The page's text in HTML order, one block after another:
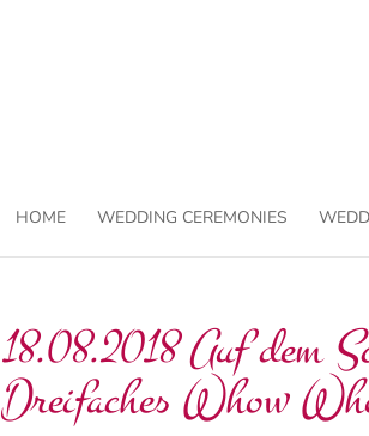
HOME WEDDING CEREMONIES
18.08.2018 Auf dem
Dreifaches Whow